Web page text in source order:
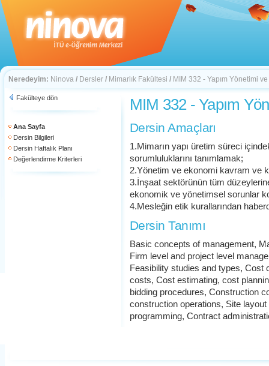
Neredeyim: Ninova / Dersler / Mimarlık Fakültesi / MIM 332 - Yapım Yönetimi
Fakülteye dön
Ana Sayfa
Dersin Bilgileri
Dersin Haftalık Planı
Değerlendirme Kriterleri
MIM 332 - Yapım
Dersin Amaçları
1.Mimarın yapı üretim süreci
sorumluluklarını tanımlamak;
2.Yönetim ve ekonomi kavram ve
3.İnşaat sektörünün tüm
ekonomik ve yönetimsel sorunlar
4.Mesleğin etik kurallarından
Dersin Tanımı
Basic concepts of management,
Firm level and project level
Feasibility studies and types, Cost
costs, Cost estimating, cost
bidding procedures, Construction
construction operations, Site
programming, Contract